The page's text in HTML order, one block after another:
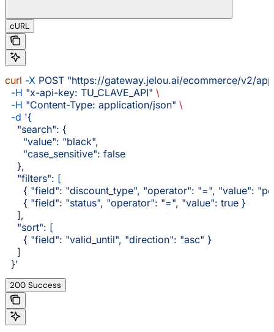
cURL
curl -X POST "https://gateway.jelou.ai/ecommerce/v2/
  -H
"x-api-key: TU_CLAVE_API" \
  -H
"Content-Type: application/json" \
  -d
'{
    "search": {
      "value": "black",
      "case_sensitive": false
    },
    "filters": [
{ "field": "discount_type", "operator": "=", "value":
      { "field": "status", "operator": "=", "value": true }
    ],
    "sort": [
      { "field": "valid_until", "direction": "asc" }
    ]
  }'
200 Success